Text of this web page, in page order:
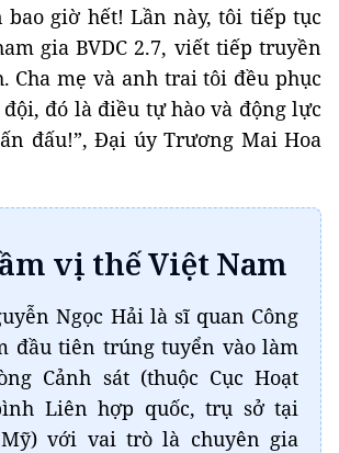
giờ hết! Lần này, tôi tiếp tục
gia BVDC 2.7, viết tiếp truyền
Cha mẹ và anh trai tôi đều phục
đó là điều tự hào và động lực
đấu!”, Đại úy Trương Mai Hoa
vị thế Việt Nam
Ngọc Hải là sĩ quan Công
đầu tiên trúng tuyển vào làm
Cảnh sát (thuộc Cục Hoạt
Liên hợp quốc, trụ sở tại
với vai trò là chuyên gia